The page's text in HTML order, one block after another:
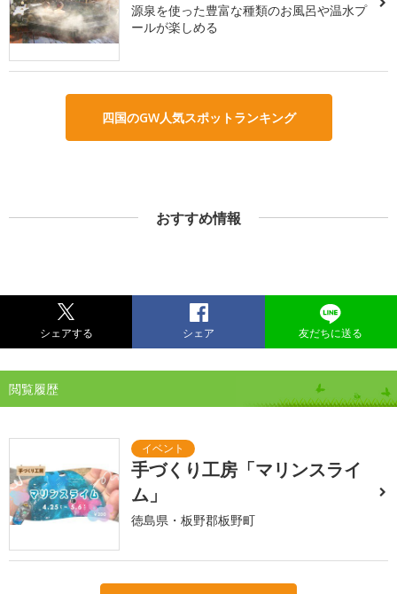
源泉を使った豊富な種類のお風呂や温水プ
ールが楽しめる
四国のGW人気スポットランキング
おすすめ情報
シェアする シェア 友だちに送る
閲覧履歴
手づくり工房「マリンスライ
ム」
徳島県・板野郡板野町